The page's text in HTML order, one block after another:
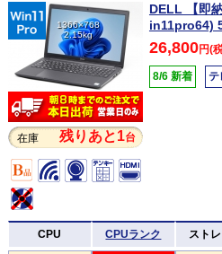
1366×768
2.15kg
在庫 残りあと1台
DELL 【即
in11pro64)
26,800円(
8/6 新着 テ
CPU CPUランク スト